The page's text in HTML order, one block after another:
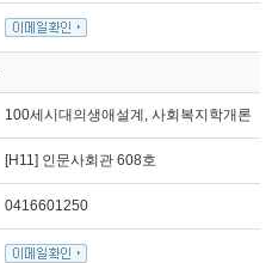
100세시대의생애설계, 사회복지학개론
[H11] 인문사회관 608호
0416601250